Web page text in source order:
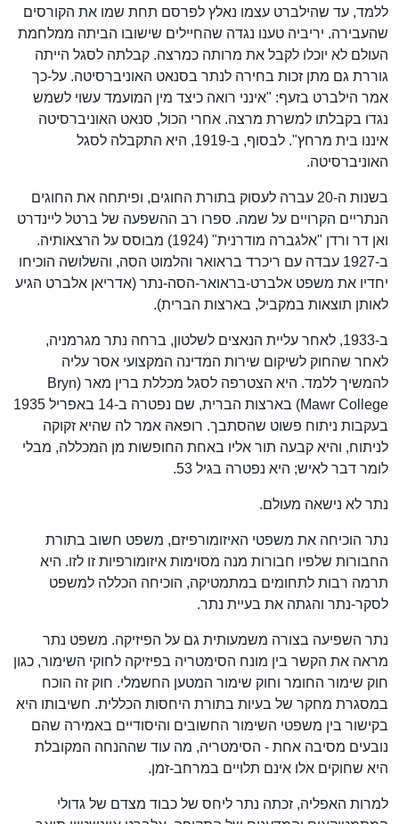
ללמד, עד שהילברט עצמו נאלץ לפרסם תחת שמו את הקורסים
שהעבירה. יריביה טענו נגדה שהחיילים שישובו הביתה ממלחמת
העולם לא יוכלו לקבל את מרותה כמרצה. קבלתה לסגל הייתה
גוררת גם מתן זכות בחירה לנתר בסנאט האוניברסיטה. על-כך
אמר הילברט בזעף: "אינני רואה כיצד מין המועמד עשוי לשמש
נגדו בקבלתו למשרת מרצה. אחרי הכול, סנאט האוניברסיטה
איננו בית מרחץ". לבסוף, ב-1919, היא התקבלה לסגל
האוניברסיטה.
בשנות ה-20 עברה לעסוק בתורת החוגים, ופיתחה את החוגים
הנתריים הקרויים על שמה. ספרו רב ההשפעה של ברטל ליינדרט
ואן דר ורדן "אלגברה מודרנית" (1924) מבוסס על הרצאותיה.
ב-1927 עבדה עם ריכרד בראואר והלמוט הסה, והשלושה הוכיחו
יחדיו את משפט אלברט-בראואר-הסה-נתר (אדריאן אלברט הגיע
לאותן תוצאות במקביל, בארצות הברית).
ב-1933, לאחר עליית הנאצים לשלטון, ברחה נתר מגרמניה,
לאחר שהחוק לשיקום שירות המדינה המקצועי אסר עליה
להמשיך ללמד. היא הצטרפה לסגל מכללת ברין מאר (Bryn
Mawr College) בארצות הברית, שם נפטרה ב-14 באפריל 1935
בעקבות ניתוח פשוט שהסתבך. רופאהּ אמר לה שהיא זקוקה
לניתוח, והיא קבעה תור אליו באחת החופשות מן המכללה, מבלי
לומר דבר לאיש; היא נפטרה בגיל 53.
נתר לא נישאה מעולם.
נתר הוכיחה את משפטי האיזומורפיזם, משפט חשוב בתורת
החבורות שלפיו חבורות מנה מסוימות איזומורפיות זו לזו. היא
תרמה רבות לתחומים במתמטיקה, הוכיחה הכללה למשפט
לסקר-נתר והגתה את בעיית נתר.
נתר השפיעה בצורה משמעותית גם על הפיזיקה. משפט נתר
מראה את הקשר בין מונח הסימטריה בפיזיקה לחוקי השימור, כגון
חוק שימור החומר וחוק שימור המטען החשמלי. חוק זה הוכח
במסגרת מחקר של בעיות בתורת היחסות הכללית. חשיבותו היא
בקישור בין משפטי השימור החשובים והיסודיים באמירה שהם
נובעים מסיבה אחת - הסימטריה, מה עוד שההנחה המקובלת
היא שחוקים אלו אינם תלויים במרחב-זמן.
למרות האפליה, זכתה נתר ליחס של כבוד מצדם של גדולי